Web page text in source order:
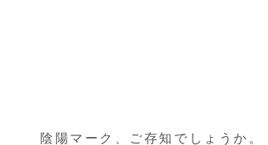
陰陽マーク、ご存知でしょうか。